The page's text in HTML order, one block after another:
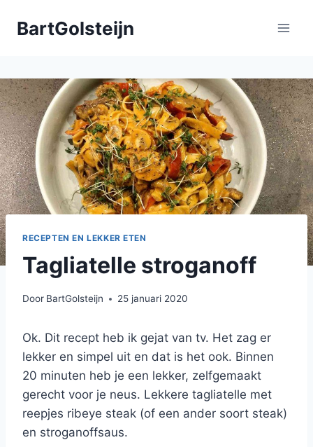
naarBartGolsteijn
RECEPTEN EN LEKKER ETEN
Tagliatelle stroganoff
Door BartGolsteijn 25 januari 2020
Ok. Dit recept heb ik gejat van tv. Het zag er
lekker en simpel uit en dat is het ook. Binnen
20 minuten heb je een lekker, zelfgemaakt
gerecht voor je neus. Lekkere tagliatelle met
reepjes ribeye steak (of een ander soort steak)
en stroganoffsaus.